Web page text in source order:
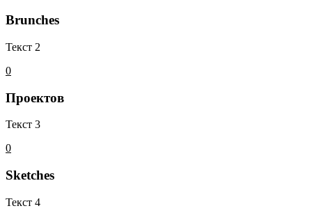
Brunches
Текст 2
0
Проектов
Текст 3
0
Sketches
Текст 4